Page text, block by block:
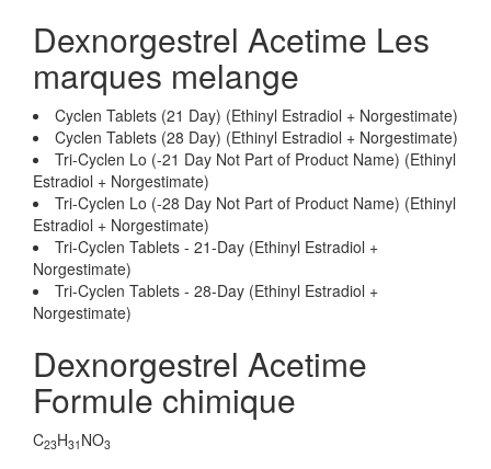
Dexnorgestrel Acetime Les
marques melange
Cyclen Tablets (21 Day) (Ethinyl Estradiol + Norgestimate)
Cyclen Tablets (28 Day) (Ethinyl Estradiol + Norgestimate)
Tri-Cyclen Lo (-21 Day Not Part of Product Name) (Ethinyl
Estradiol + Norgestimate)
Tri-Cyclen Lo (-28 Day Not Part of Product Name) (Ethinyl
Estradiol + Norgestimate)
Tri-Cyclen Tablets - 21-Day (Ethinyl Estradiol +
Norgestimate)
Tri-Cyclen Tablets - 28-Day (Ethinyl Estradiol +
Norgestimate)
Dexnorgestrel Acetime
Formule chimique
C23H31 NO3